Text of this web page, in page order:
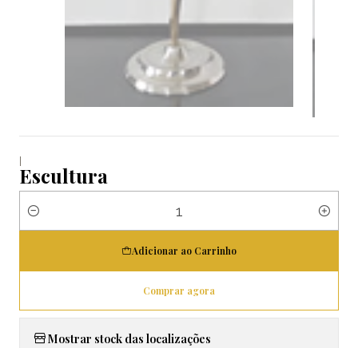
|
Escultura
Quantidade
Adicionar ao Carrinho
Comprar agora
Mostrar stock das localizações